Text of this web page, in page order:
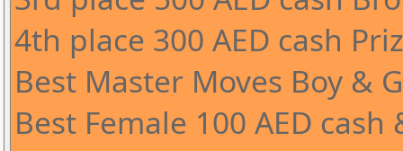
4th place 300 AED cash
Best Master Moves Boy &
Best Female 100 AED cash